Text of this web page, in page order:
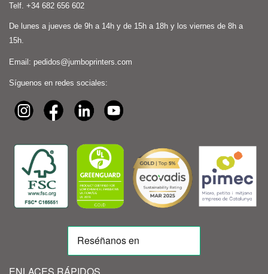
Telf. +34 682 656 602
De lunes a jueves de 9h a 14h y de 15h a 18h y los viernes de 8h a
15h.
Email: pedidos@jumboprinters.com
Síguenos en redes sociales:
ENLACES RÁPIDOS